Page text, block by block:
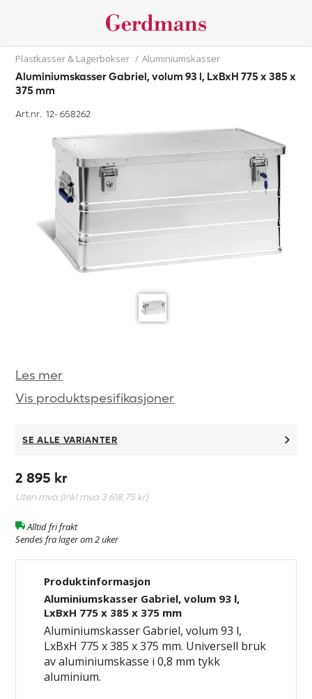
Plastkasser & Lagerbokser / Aluminiumskasser
Aluminiumskasser Gabriel, volum 93 l, LxBxH 775 x 385 x
375 mm
Art.nr. 12-658262
Les mer
Vis produktspesifikasjoner
SE ALLE VARIANTER
2 895 kr
Uten mva (Inkl mva 3 618,75 kr)
Alltid fri frakt
Sendes fra lager om 2 uker
Produktinformasjon
Aluminiumskasser Gabriel, volum 93 l,
LxBxH 775 x 385 x 375 mm
Aluminiumskasser Gabriel, volum 93 l,
LxBxH 775 x 385 x 375 mm. Universell bruk
av aluminiumskasse i 0,8 mm tykk
aluminium.